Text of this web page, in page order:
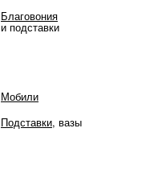
Благовония
и подставки
Мобили
Подставки, вазы